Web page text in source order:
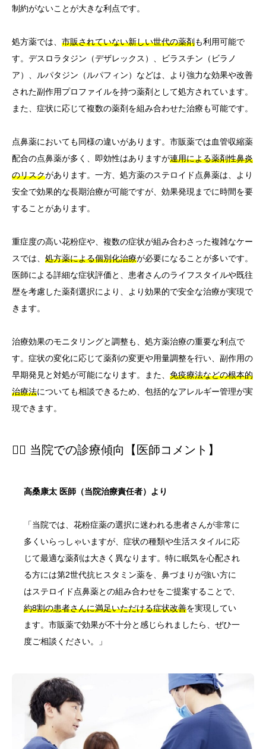
制約がないことが大きな利点です。
処方薬では、 市販されていない新しい世代の薬剤も利用可能で
す。デスロラタジン（デザレックス）、ビラスチン（ビラノ
ア）、ルパタジン（ルパフィン）などは、より強力な効果や改善
された副作用プロファイルを持つ薬剤として処方されています。
また、症状に応じて複数の薬剤を組み合わせた治療も可能です。
点鼻薬においても同様の違いがあります。市販薬では血管収縮薬
配合の点鼻薬が多く、即効性はありますが連用による薬剤性鼻炎
のリスクがあります。一方、処方薬のステロイド点鼻薬は、より
安全で効果的な長期治療が可能ですが、効果発現までに時間を要
することがあります。
重症度の高い花粉症や、複数の症状が組み合わさった複雑なケー
スでは、 処方薬による個別化治療が必要になることが多いです。
医師による詳細な症状評価と、患者さんのライフスタイルや既往
歴を考慮した薬剤選択により、より効果的で安全な治療が実現で
きます。
治療効果のモニタリングと調整も、処方薬治療の重要な利点で
す。症状の変化に応じて薬剤の変更や用量調整を行い、副作用の
早期発見と対処が可能になります。また、 免疫療法などの根本的
治療法についても相談できるため、包括的なアレルギー管理が実
現できます。
👨‍⚕️ 当院での診療傾向【医師コメント】
高桑康太 医師（当院治療責任者）より
「当院では、花粉症薬の選択に迷われる患者さんが非常に
多くいらっしゃいますが、症状の種類や生活スタイルに応
じて最適な薬剤は大きく異なります。特に眠気を心配され
る方には第2世代抗ヒスタミン薬を、鼻づまりが強い方に
はステロイド点鼻薬との組み合わせをご提案することで、
約8割の患者さんに満足いただける症状改善を実現してい
ます。市販薬で効果が不十分と感じられましたら、ぜひ一
度ご相談ください。」